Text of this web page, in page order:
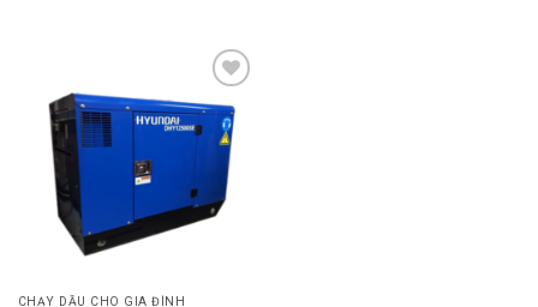
Add to
Wishlist
CHẠY DẦU CHO GIA ĐÌNH